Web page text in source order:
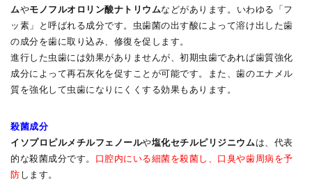
ムやモノフルオロリン酸ナトリウムなどがあります。いわゆる「フ
ッ素」と呼ばれる成分です。虫歯菌の出す酸によって溶け出した歯
の成分を歯に取り込み、修復を促します。
進行した虫歯には効果がありませんが、初期虫歯であれば歯質強化
成分によって再石灰化を促すことが可能です。また、歯のエナメル
質を強化して虫歯になりにくくする効果もあります。
殺菌成分
イソプロピルメチルフェノールや塩化セチルピリジニウムは、代表
的な殺菌成分です。 口腔内にいる細菌を殺菌し、口臭や歯周病を予
防 します。